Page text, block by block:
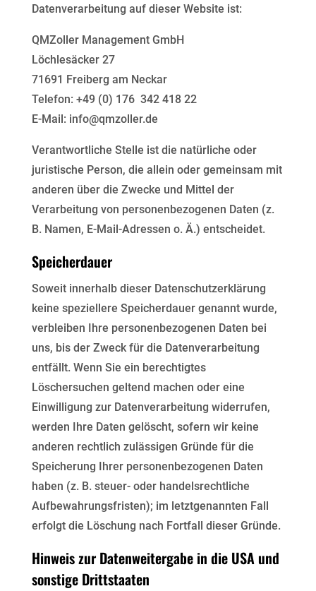
Datenverarbeitung auf dieser Website ist:
QMZoller Management GmbH
Löchlesäcker 27
71691 Freiberg am Neckar
Telefon: +49 (0) 176 342 418 22
E-Mail: info@qmzoller.de
Verantwortliche Stelle ist die natürliche oder
juristische Person, die allein oder gemeinsam mit
anderen über die Zwecke und Mittel der
Verarbeitung von personenbezogenen Daten (z.
B. Namen, E-Mail-Adressen o. Ä.) entscheidet.
Speicherdauer
Soweit innerhalb dieser Datenschutzerklärung
keine speziellere Speicherdauer genannt wurde,
verbleiben Ihre personenbezogenen Daten bei
uns, bis der Zweck für die Datenverarbeitung
entfällt. Wenn Sie ein berechtigtes
Löschersuchen geltend machen oder eine
Einwilligung zur Datenverarbeitung widerrufen,
werden Ihre Daten gelöscht, sofern wir keine
anderen rechtlich zulässigen Gründe für die
Speicherung Ihrer personenbezogenen Daten
haben (z. B. steuer- oder handelsrechtliche
Aufbewahrungsfristen); im letztgenannten Fall
erfolgt die Löschung nach Fortfall dieser Gründe.
Hinweis zur Datenweitergabe in die USA und
sonstige Drittstaaten